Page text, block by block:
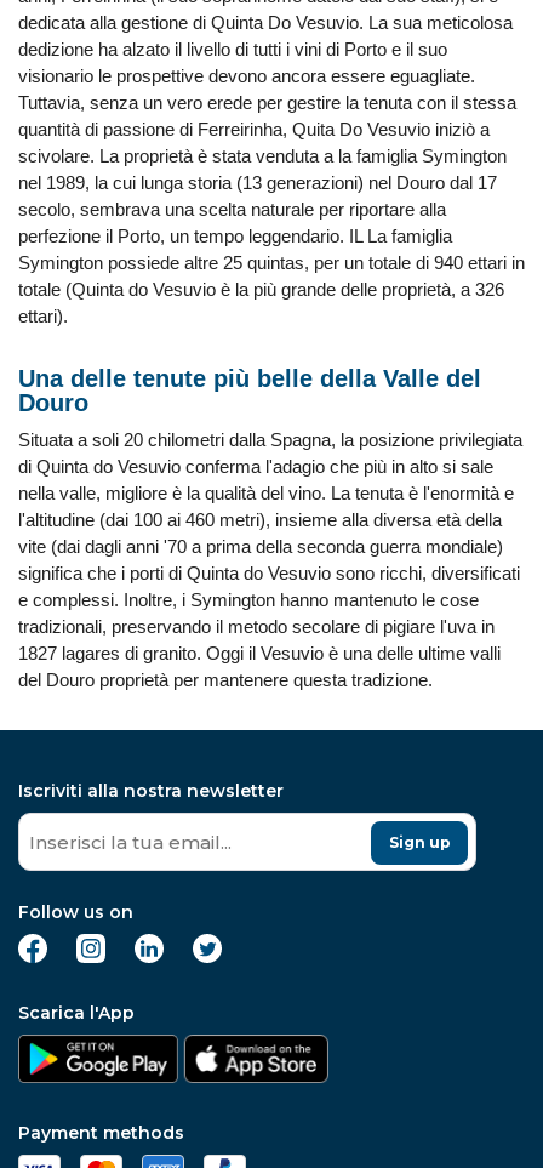
dedicata alla gestione di Quinta Do Vesuvio. La sua meticolosa
dedizione ha alzato il livello di tutti i vini di Porto e il suo
visionario le prospettive devono ancora essere eguagliate.
Tuttavia, senza un vero erede per gestire la tenuta con il stessa
quantità di passione di Ferreirinha, Quita Do Vesuvio iniziò a
scivolare. La proprietà è stata venduta a la famiglia Symington
nel 1989, la cui lunga storia (13 generazioni) nel Douro dal 17
secolo, sembrava una scelta naturale per riportare alla
perfezione il Porto, un tempo leggendario. IL La famiglia
Symington possiede altre 25 quintas, per un totale di 940 ettari in
totale (Quinta do Vesuvio è la più grande delle proprietà, a 326
ettari).
Una delle tenute più belle della Valle del
Douro
Situata a soli 20 chilometri dalla Spagna, la posizione privilegiata
di Quinta do Vesuvio conferma l'adagio che più in alto si sale
nella valle, migliore è la qualità del vino. La tenuta è l'enormità e
l'altitudine (dai 100 ai 460 metri), insieme alla diversa età della
vite (dai dagli anni '70 a prima della seconda guerra mondiale)
significa che i porti di Quinta do Vesuvio sono ricchi, diversificati
e complessi. Inoltre, i Symington hanno mantenuto le cose
tradizionali, preservando il metodo secolare di pigiare l'uva in
1827 lagares di granito. Oggi il Vesuvio è una delle ultime valli
del Douro proprietà per mantenere questa tradizione.
Iscriviti alla nostra newsletter
Sign up
Follow us on
Scarica l'App
Payment methods